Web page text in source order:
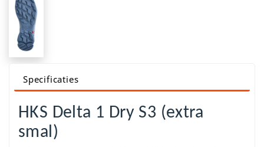
Specificaties
HKS Delta 1 Dry S3 (extra
smal)